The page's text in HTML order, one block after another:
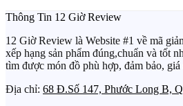
Thông Tin 12 Giờ Review
12 Giờ Review là Website #1 về mã
xếp hạng sản phẩm đúng,chuẩn và tốt
tìm được món đồ phù hợp, đảm bảo, giá
Địa chỉ: 68 Đ.Số 147, Phước Long B,